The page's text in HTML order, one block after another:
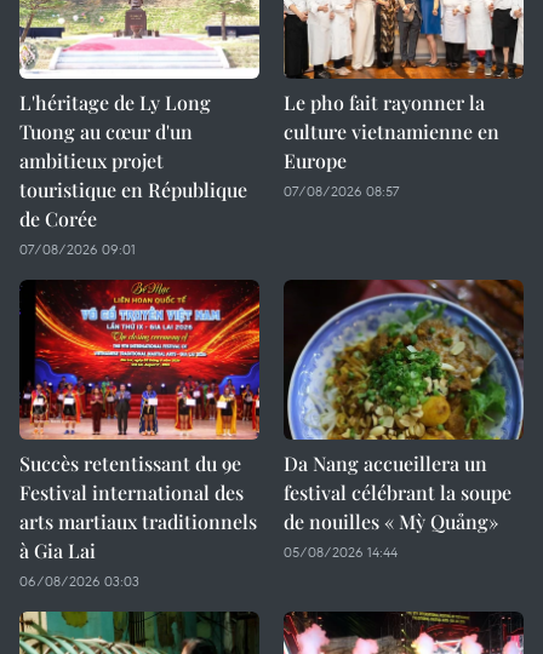
L'héritage de Ly Long
Tuong au cœur d'un
ambitieux projet
touristique en République
de Corée
07/08/2026 09:01
Le pho fait rayonner la
culture vietnamienne en
Europe
07/08/2026 08:57
Succès retentissant du 9e
Festival international des
arts martiaux traditionnels
à Gia Lai
06/08/2026 03:03
Da Nang accueillera un
festival célébrant la soupe
de nouilles « Mỳ Quảng»
05/08/2026 14:44